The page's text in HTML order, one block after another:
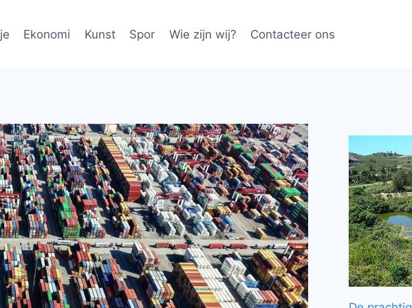
Ekonomi Kunst Spor Wie zijn wij? Contacteer ons